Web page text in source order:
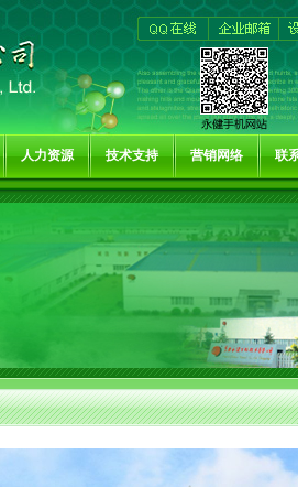
人力资源 技术支持 营销网络 联